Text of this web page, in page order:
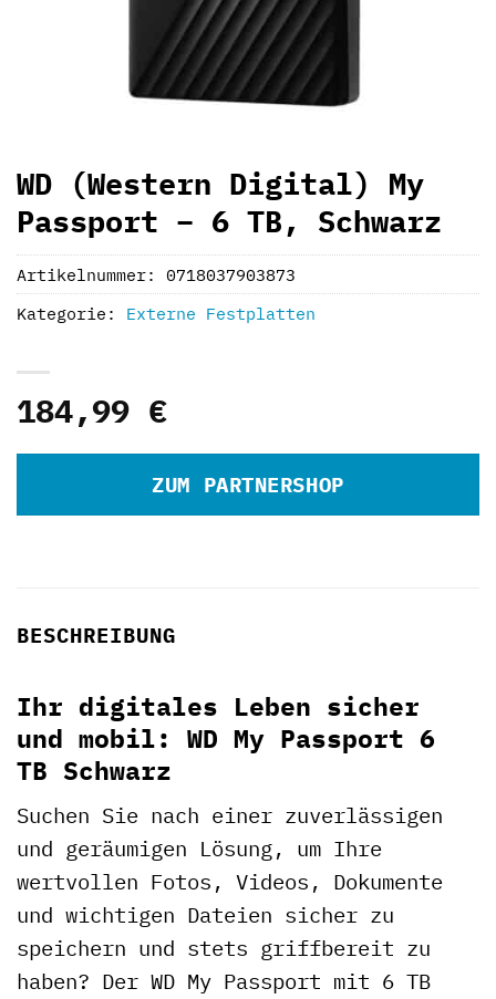
WD (Western Digital) My
Passport – 6 TB, Schwarz
184,99 €
ZUM PARTNERSHOP
Artikelnummer: 0718037903873
Kategorie: Externe Festplatten
BESCHREIBUNG
Ihr digitales Leben sicher
und mobil: WD My Passport 6
TB Schwarz
Suchen Sie nach einer zuverlässigen
und geräumigen Lösung, um Ihre
wertvollen Fotos, Videos, Dokumente
und wichtigen Dateien sicher zu
speichern und stets griffbereit zu
haben? Der WD My Passport mit 6 TB